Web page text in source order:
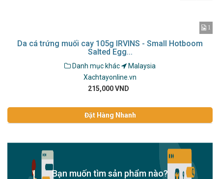
1
Da cá trứng muối cay 105g IRVINS - Small Hotboom
Salted Egg...
Danh mục khác
Malaysia
Xachtayonline.vn
215,000 VND
Đặt Hàng Nhanh
Bạn muốn tìm sản phẩm nào?